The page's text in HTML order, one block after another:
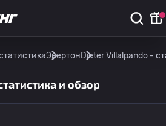
ЭвертонDieter Villalpando -
и обзор